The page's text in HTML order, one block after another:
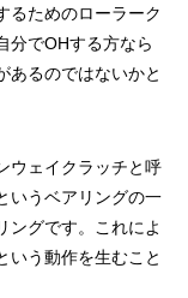
ダイワ スパルタン
ール
2024.10.31
るためのローラーク
分でOHする方なら
あるのではないかと
ウェイクラッチと呼
いうベアリングの一
ングです。これによ
いう動作を生むこと